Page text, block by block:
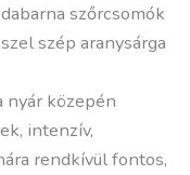
szőrcsomók
szép aranysárga
nyár közepén
intenzív,
rendkívül fontos,